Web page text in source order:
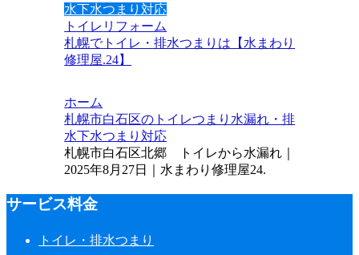
水下水つまり対応
トイレ リフォーム
札幌でトイレ・排水つまりは【水まわり
修理屋.24】
ホーム
札幌市白石区のトイレつまり水漏れ・排
水下水つまり対応
札幌市白石区北郷 トイレから水漏れ｜
2025年8月27日｜水まわり修理屋24.
サービス料金
トイレ・排水つまり